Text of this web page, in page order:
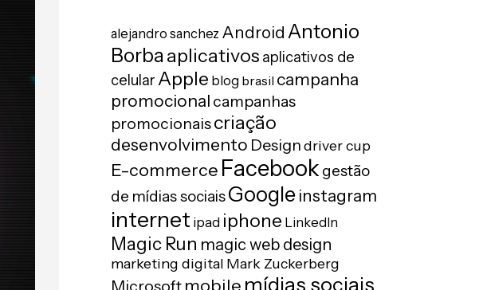
alejandro sanchez Android Antonio
Borbaaplicativos aplicativos de
celular Apple blog brasil campanha
promocional campanhas
promocionaiscriação
desenvolvimento Designdriver cup
E-commerce Facebookgestão
de mídias sociaisGoogle instagram
internet ipad iphone LinkedIn
Magic Run magic web design
marketing digital Mark Zuckerberg
Microsoft mobile mídias sociais